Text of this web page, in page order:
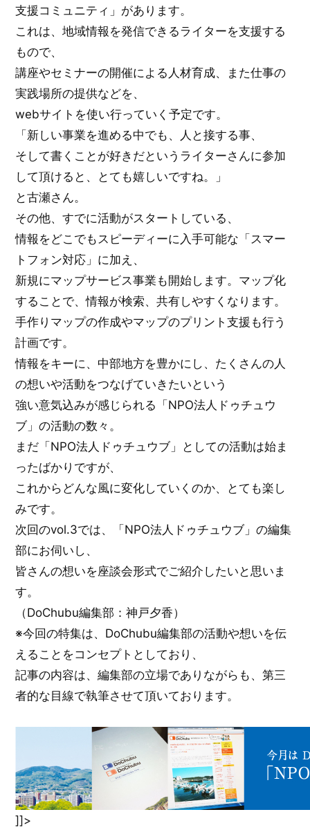
支援コミュニティ」があります。
これは、地域情報を発信できるライターを支援する
もので、
講座やセミナーの開催による人材育成、また仕事の
実践場所の提供などを、
webサイトを使い行っていく予定です。
「新しい事業を進める中でも、人と接する事、
そして書くことが好きだというライターさんに参加
して頂けると、とても嬉しいですね。」
と古瀬さん。
その他、すでに活動がスタートしている、
情報をどこでもスピーディーに入手可能な「スマー
トフォン対応」に加え、
新規にマップサービス事業も開始します。マップ化
することで、情報が検索、共有しやすくなります。
手作りマップの作成やマップのプリント支援も行う
計画です。
情報をキーに、中部地方を豊かにし、たくさんの人
の想いや活動をつなげていきたいという
強い意気込みが感じられる「NPO法人ドゥチュウ
ブ」の活動の数々。
まだ「NPO法人ドゥチュウブ」としての活動は始ま
ったばかりですが、
これからどんな風に変化していくのか、とても楽し
みです。
次回のvol.3では、「NPO法人ドゥチュウブ」の編集
部にお伺いし、
皆さんの想いを座談会形式でご紹介したいと思いま
す。
（DoChubu編集部：神戸夕香）
※今回の特集は、DoChubu編集部の活動や想いを伝
えることをコンセプトとしており、
記事の内容は、編集部の立場でありながらも、第三
者的な目線で執筆させて頂いております。
]]>